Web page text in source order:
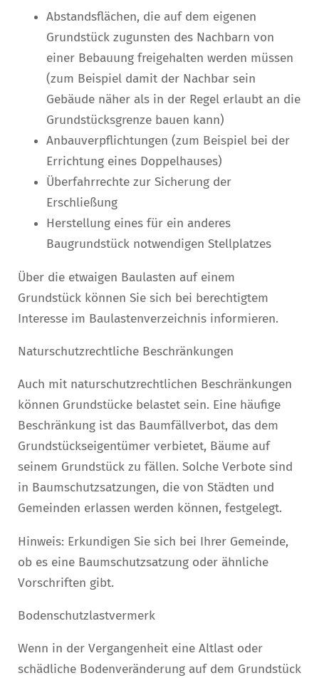
Abstandsflächen, die auf dem eigenen
Grundstück zugunsten des Nachbarn von
einer Bebauung freigehalten werden müssen
(zum Beispiel damit der Nachbar sein
Gebäude näher als in der Regel erlaubt an die
Grundstücksgrenze bauen kann)
Anbauverpflichtungen (zum Beispiel bei der
Errichtung eines Doppelhauses)
Überfahrrechte zur Sicherung der
Erschließung
Herstellung eines für ein anderes
Baugrundstück notwendigen Stellplatzes
Über die etwaigen Baulasten auf einem
Grundstück können Sie sich bei berechtigtem
Interesse im Baulastenverzeichnis informieren.
Naturschutzrechtliche Beschränkungen
Auch mit naturschutzrechtlichen Beschränkungen
können Grundstücke belastet sein. Eine häufige
Beschränkung ist das Baumfällverbot, das dem
Grundstückseigentümer verbietet, Bäume auf
seinem Grundstück zu fällen. Solche Verbote sind
in Baumschutzsatzungen, die von Städten und
Gemeinden erlassen werden können, festgelegt.
Hinweis: Erkundigen Sie sich bei Ihrer Gemeinde,
ob es eine Baumschutzsatzung oder ähnliche
Vorschriften gibt.
Bodenschutzlastvermerk
Wenn in der Vergangenheit eine Altlast oder
schädliche Bodenveränderung auf dem Grundstück